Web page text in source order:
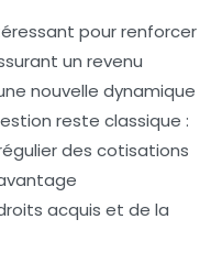
pour renforcer
un revenu
nouvelle dynamique
reste classique :
des cotisations
acquis et de la